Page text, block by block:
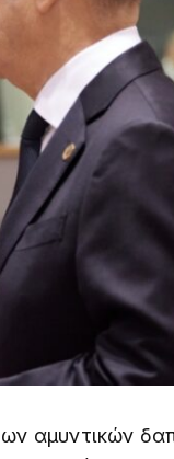
αμυντικών